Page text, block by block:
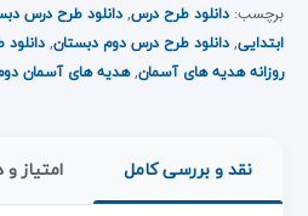
برچسب: دانلود طرح درس, دانلود طرح درس
ابتدایی, دانلود طرح درس دوم دبستان,
روزانه هدیه های آسمان,هدیه های آسمان
نقد و بررسی کامل امتیاز و